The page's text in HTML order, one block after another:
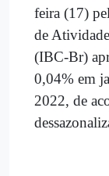
feira (17)
de
(IBC-Br)
0,04% em
2022, de